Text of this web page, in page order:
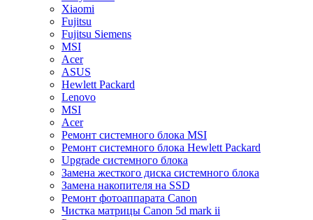
Xiaomi
Fujitsu
Fujitsu Siemens
MSI
Acer
ASUS
Hewlett Packard
Lenovo
MSI
Acer
Ремонт системного блока MSI
Ремонт системного блока Hewlett Packard
Upgrade системного блока
Замена жесткого диска системного блока
Замена накопителя на SSD
Ремонт фотоаппарата Canon
Чистка матрицы Canon 5d mark ii